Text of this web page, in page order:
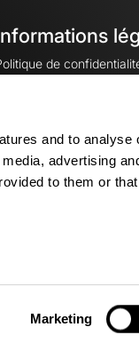
and to analyse
advertising
to them or that
Marketing
de
Mentions légales
des cookies
rejoignez la